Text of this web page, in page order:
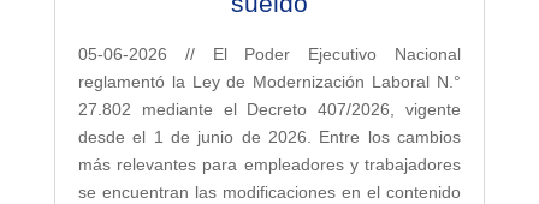
05-06-2026 // El Poder Ejecutivo Nacional
reglamentó la Ley de Modernización Laboral N.°
27.802 mediante el Decreto 407/2026, vigente
desde el 1 de junio de 2026. Entre los cambios
más relevantes para empleadores y trabajadores
se encuentran las modificaciones en el contenido